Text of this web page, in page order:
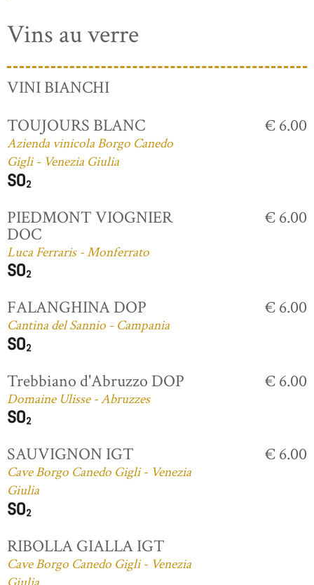
Vins au verre
VINI BIANCHI
TOUJOURS BLANC
Azienda vinicola Borgo Canedo
Gigli - Venezia Giulia
€ 6.00
PIEDMONT VIOGNIER
DOC
Luca Ferraris - Monferrato
€ 6.00
FALANGHINA DOP
Cantina del Sannio - Campania
€ 6.00
Trebbiano d'Abruzzo DOP
Domaine Ulisse - Abruzzes
€ 6.00
SAUVIGNON IGT
Cave Borgo Canedo Gigli - Venezia
Giulia
€ 6.00
RIBOLLA GIALLA IGT
Cave Borgo Canedo Gigli - Venezia